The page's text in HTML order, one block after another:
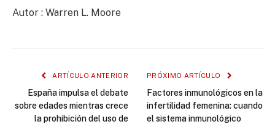
Autor : Warren L. Moore
ARTÍCULO ANTERIOR
España impulsa el debate
sobre edades mientras crece
la prohibición del uso de
PRÓXIMO ARTÍCULO
Factores inmunológicos en la
infertilidad femenina: cuando
el sistema inmunológico